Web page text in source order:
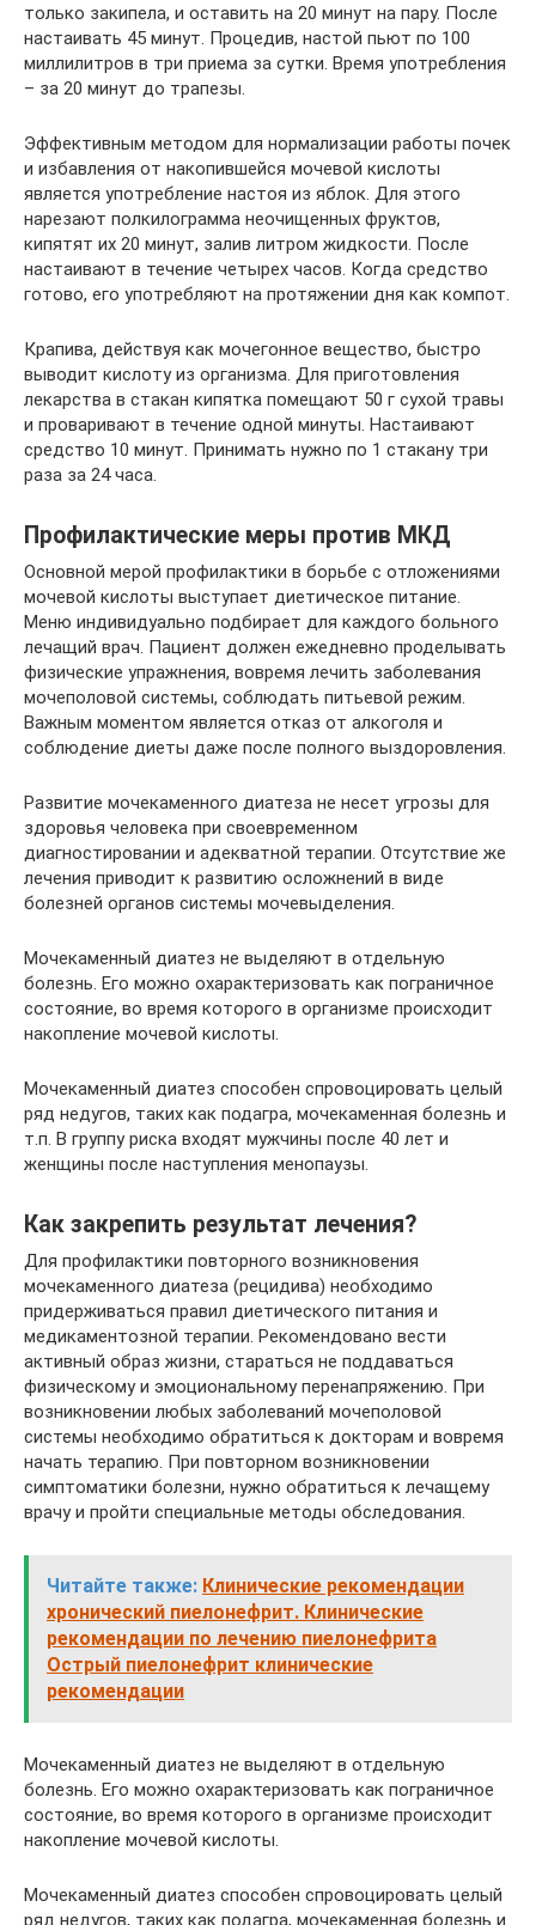
только закипела, и оставить на 20 минут на пару. После
настаивать 45 минут. Процедив, настой пьют по 100
миллилитров в три приема за сутки. Время употребления
– за 20 минут до трапезы.
Эффективным методом для нормализации работы почек
и избавления от накопившейся мочевой кислоты
является употребление настоя из яблок. Для этого
нарезают полкилограмма неочищенных фруктов,
кипятят их 20 минут, залив литром жидкости. После
настаивают в течение четырех часов. Когда средство
готово, его употребляют на протяжении дня как компот.
Крапива, действуя как мочегонное вещество, быстро
выводит кислоту из организма. Для приготовления
лекарства в стакан кипятка помещают 50 г сухой травы
и проваривают в течение одной минуты. Настаивают
средство 10 минут. Принимать нужно по 1 стакану три
раза за 24 часа.
Профилактические меры против МКД
Основной мерой профилактики в борьбе с отложениями
мочевой кислоты выступает диетическое питание.
Меню индивидуально подбирает для каждого больного
лечащий врач. Пациент должен ежедневно проделывать
физические упражнения, вовремя лечить заболевания
мочеполовой системы, соблюдать питьевой режим.
Важным моментом является отказ от алкоголя и
соблюдение диеты даже после полного выздоровления.
Развитие мочекаменного диатеза не несет угрозы для
здоровья человека при своевременном
диагностировании и адекватной терапии. Отсутствие же
лечения приводит к развитию осложнений в виде
болезней органов системы мочевыделения.
Мочекаменный диатез не выделяют в отдельную
болезнь. Его можно охарактеризовать как пограничное
состояние, во время которого в организме происходит
накопление мочевой кислоты.
Мочекаменный диатез способен спровоцировать целый
ряд недугов, таких как подагра, мочекаменная болезнь и
т.п. В группу риска входят мужчины после 40 лет и
женщины после наступления менопаузы.
Как закрепить результат лечения?
Для профилактики повторного возникновения
мочекаменного диатеза (рецидива) необходимо
придерживаться правил диетического питания и
медикаментозной терапии. Рекомендовано вести
активный образ жизни, стараться не поддаваться
физическому и эмоциональному перенапряжению. При
возникновении любых заболеваний мочеполовой
системы необходимо обратиться к докторам и вовремя
начать терапию. При повторном возникновении
симптоматики болезни, нужно обратиться к лечащему
врачу и пройти специальные методы обследования.
Читайте также: Клинические рекомендации
хронический пиелонефрит. Клинические
рекомендации по лечению пиелонефрита
Острый пиелонефрит клинические
рекомендации
Мочекаменный диатез не выделяют в отдельную
болезнь. Его можно охарактеризовать как пограничное
состояние, во время которого в организме происходит
накопление мочевой кислоты.
Мочекаменный диатез способен спровоцировать целый
ряд недугов, таких как подагра, мочекаменная болезнь и